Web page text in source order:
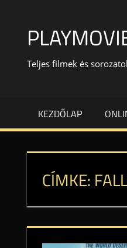
content
Teljes filmek és
KEZDŐLAP
CÍMKE: